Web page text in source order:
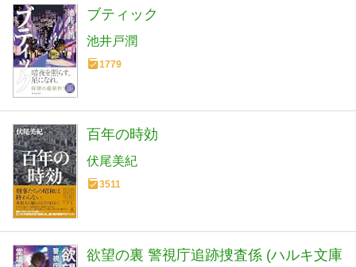
ブティック
池井戸潤
1779
百年の時効
伏尾美紀
3511
欲望の裏 警視庁追跡捜査係 (ハルキ文庫